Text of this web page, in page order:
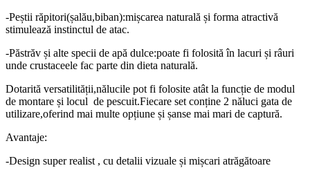
-Peștii răpitori(șalău,biban):mișcarea naturală și forma atractivă
stimulează instinctul de atac.
-Păstrăv și alte specii de apă dulce:poate fi folosită în lacuri și râuri
unde crustaceele fac parte din dieta naturală.
Dotarită versatilității,nălucile pot fi folosite atât la funcție de modul
de montare și locul de pescuit.Fiecare set conține 2 năluci gata de
utilizare,oferind mai multe opțiune și șanse mai mari de captură.
Avantaje:
-Design super realist , cu detalii vizuale și mișcari atrăgătoare